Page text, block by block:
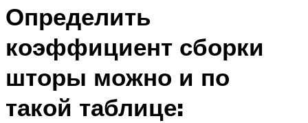
Определить
коэффициент сборки
шторы можно и по
такой таблице: